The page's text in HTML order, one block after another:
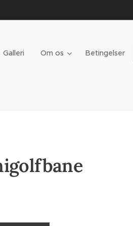
Galleri Om os Betingelser